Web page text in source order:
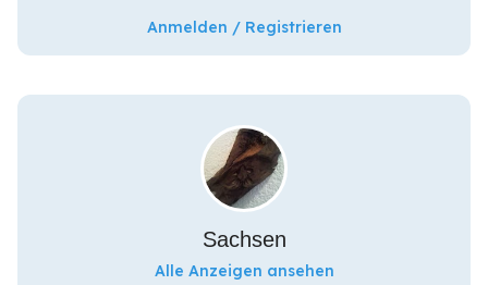
Anmelden / Registrieren
Sachsen
Alle Anzeigen ansehen